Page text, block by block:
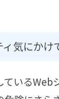
気にかけ
いるWeb